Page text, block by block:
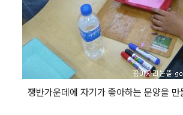
쟁반가운데에 자기가 좋아하는 문양을 만